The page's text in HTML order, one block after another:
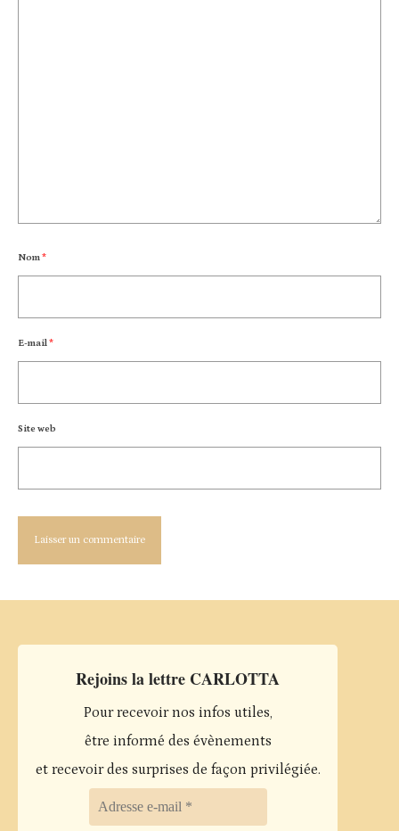
Nom*
E-mail*
Site web
Rejoins la lettre CARLOTTA
Pour recevoir nos infos utiles,
être informé des évènements
et recevoir des surprises de façon privilégiée.